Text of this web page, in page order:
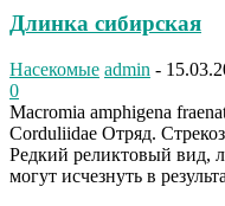
Длинка сибирская
Насекомые admin -
0
Macromia amphigena
Corduliidae Отряд.
Редкий реликтовый вид,
могут исчезнуть в